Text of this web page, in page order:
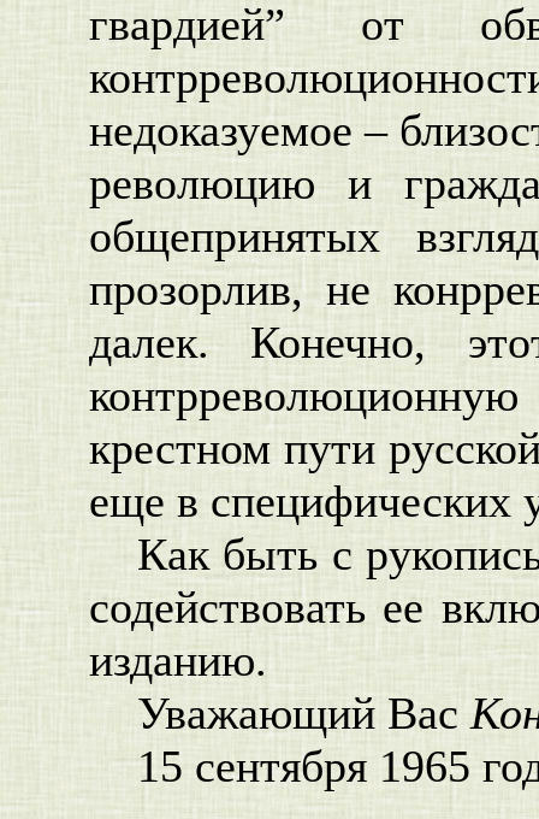
гвардией” от
недоказуемое –
революцию и
общепринятых
прозорлив, не
далек. Конечно,
крестном пути
еще в специфических
Как быть с
содействовать ее
изданию.
Уважающий Вас
15 сентября 1965